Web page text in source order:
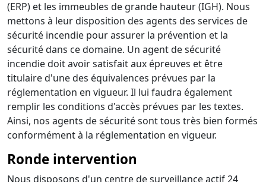
(ERP) et les immeubles de grande hauteur (IGH). Nous
mettons à leur disposition des agents des services de
sécurité incendie pour assurer la prévention et la
sécurité dans ce domaine. Un agent de sécurité
incendie doit avoir satisfait aux épreuves et être
titulaire d'une des équivalences prévues par la
réglementation en vigueur. Il lui faudra également
remplir les conditions d'accès prévues par les textes.
Ainsi, nos agents de sécurité sont tous très bien formés
conformément à la réglementation en vigueur.
Ronde intervention
Nous disposons d'un centre de surveillance actif 24